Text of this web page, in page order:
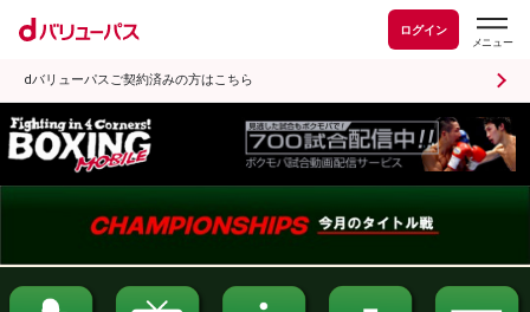
ログイン
dバリューパスご契約済みの方はこちら